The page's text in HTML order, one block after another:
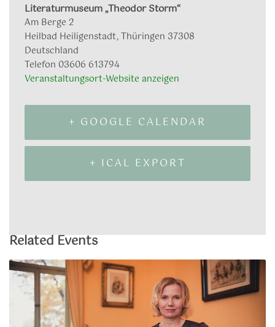
Literaturmuseum „Theodor Storm“
Am Berge 2
Heilbad Heiligenstadt,Thüringen 37308
Deutschland
Telefon 03606 613794
Veranstaltungsort-Website anzeigen
+ GOOGLE CALENDAR
+ ICAL EXPORT
Related Events